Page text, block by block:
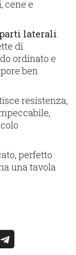
cene e
laterali
di
ordinato e
ben
resistenza,
perfetto
una tavola